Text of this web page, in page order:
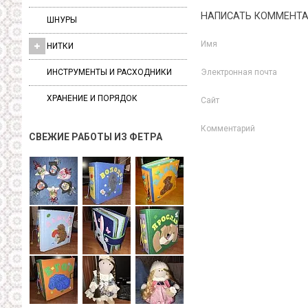
ШНУРЫ
НИТКИ
ИНСТРУМЕНТЫ И РАСХОДНИКИ
ХРАНЕНИЕ И ПОРЯДОК
СВЕЖИЕ РАБОТЫ ИЗ ФЕТРА
НАПИСАТЬ
Имя
Электронная почта
Сайт
Комментарий